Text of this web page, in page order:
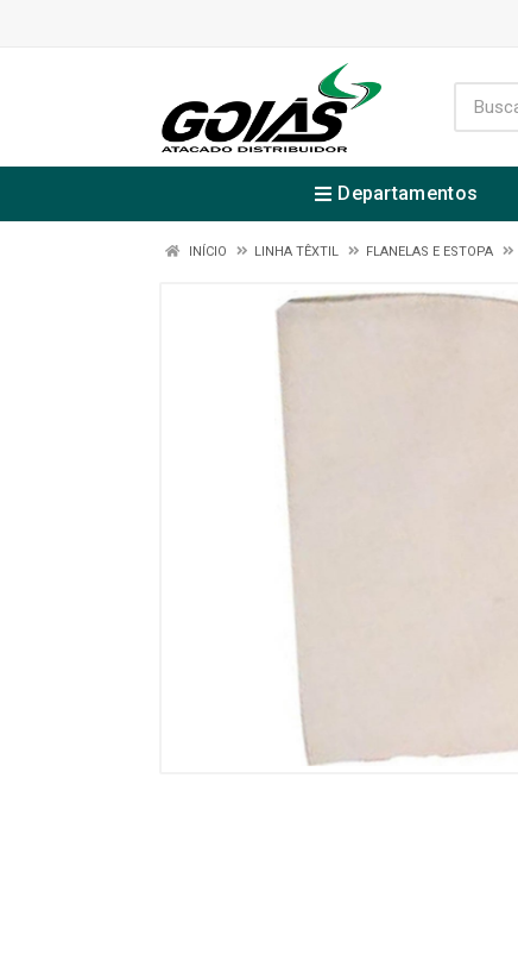
Departamentos
INÍCIO LINHA TÊXTIL FLANELAS E ESTOPA